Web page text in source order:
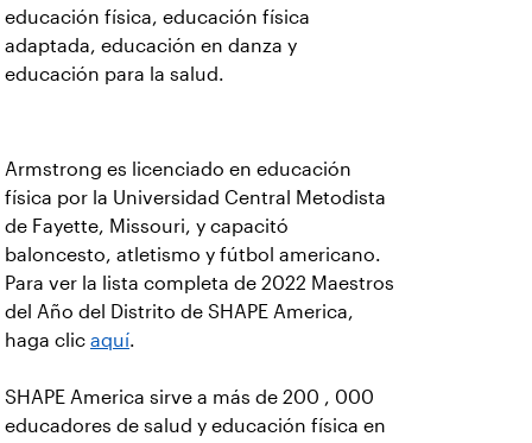
educación física, educación física
adaptada, educación en danza y
educación para la salud.
Armstrong es licenciado en educación
física por la Universidad Central Metodista
de Fayette, Missouri, y capacitó
baloncesto, atletismo y fútbol americano.
Para ver la lista completa de 2022 Maestros
del Año del Distrito de SHAPE America,
haga clic aquí.
SHAPE America sirve a más de 200 , 000
educadores de salud y educación física en